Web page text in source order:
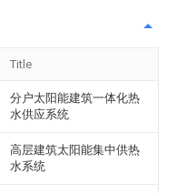
Title
分户太阳能建筑一体化热
水供应系统
高层建筑太阳能集中供热
水系统